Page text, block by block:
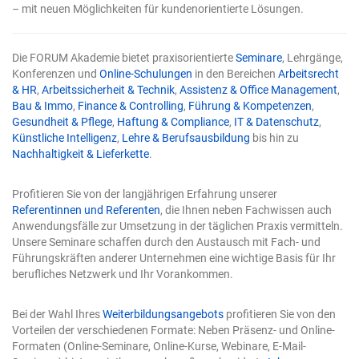
deshalb steigt der Einsatz. Solange die KI nur
verschwindet diese natürliche Sicherung. Die zwei Tore
werden damit nicht optional, sondern zur
Voraussetzung für verlässliche Arbeit. Tor 1: Präzise
Eingaben Die Qualität eines KI-Ergebnisses entscheidet
sich schon bei der Eingabe. Eine vage Frage erzeugt eine
vage Antwort. Das ist keine Schwäche der Technik,
sondern eine Eigenschaft: Das Modell füllt Lücken mit
rät es. Vier Bausteine einer guten Anweisung für
Copilot in Excel Eine wirksame Eingabe enthält in der
Regel vier Elemente: Ein klares Ziel: Was genau soll
herauskommen? Nicht „analysieren", sondern „die drei
Regionen mit dem stärksten Umsatzrückgang finden".
Kontext: Worum geht es, und für wen ist das Ergebnis
Erwartung: Format, Umfang, Struktur – etwa „als
sortierte Tabelle" oder „als kurzer Fließtext mit drei
Kernpunkten". Eine benannte Quelle: Welcher
– mit neuen Möglichkeiten für kundenorientierte Lösungen.
Die FORUM Akademie bietet praxisorientierteSeminare, Lehrgänge,
Konferenzen und Online-Schulungen in den Bereichen Arbeitsrecht
& HR, Arbeitssicherheit & Technik, Assistenz & Office Management,
Bau & Immo, Finance & Controlling, Führung & Kompetenzen,
Gesundheit & Pflege, Haftung & Compliance, IT & Datenschutz,
Künstliche Intelligenz, Lehre & Berufsausbildung bis hin zu
Nachhaltigkeit & Lieferkette.
Profitieren Sie von der langjährigen Erfahrung unserer
Referentinnen und Referenten, die Ihnen neben Fachwissen auch
Anwendungsfälle zur Umsetzung in der täglichen Praxis vermitteln.
Unsere Seminare schaffen durch den Austausch mit Fach- und
Führungskräften anderer Unternehmen eine wichtige Basis für Ihr
berufliches Netzwerk und Ihr Vorankommen.
Bei der Wahl IhresWeiterbildungsangebots profitieren Sie von den
Vorteilen der verschiedenen Formate: Neben Präsenz- und Online-
Formaten (Online-Seminare, Online-Kurse, Webinare, E-Mail-